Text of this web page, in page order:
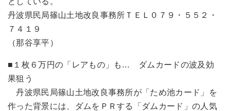
丹波県民局篠山土地改良事務所ＴＥＬ０７９・５５２・
７４１９
（那谷享平）
■１枚６万円の「レアもの」も… ダムカードの波及効
果狙う
丹波県民局篠山土地改良事務所が「ため池カード」を
作った背景には、ダムをＰＲする「ダムカード」の人気